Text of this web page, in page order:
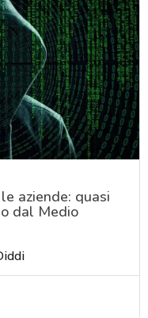
aziende: quasi
dal Medio